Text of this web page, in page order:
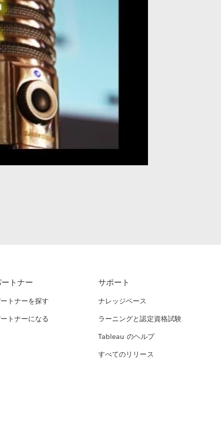
トナー
トナーを探す
トナーになる
サポート
ナレッジベース
ラーニングと認定資格試験
Tableau のヘルプ
すべてのリリース